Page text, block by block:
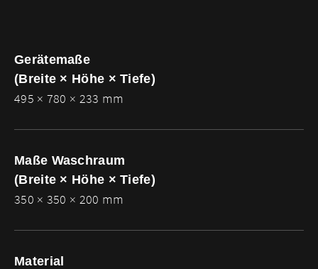
Gerätemaße
(Breite × Höhe × Tiefe)
495 × 780 × 233 mm
Maße Waschraum
(Breite × Höhe × Tiefe)
350 × 350 × 200 mm
Material